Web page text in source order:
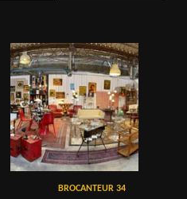
BROCANTEUR 34